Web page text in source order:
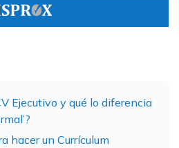
Ejecutivo y qué lo diferencia
hacer un Currículum